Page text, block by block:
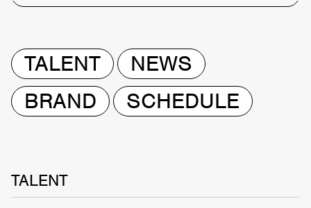
TALENT
NEWS
BRAND
SCHEDULE
TALENT